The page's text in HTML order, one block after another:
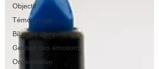
Objectif
Témoignage
Bilan de compétences
Gestion des émotions
Organisation